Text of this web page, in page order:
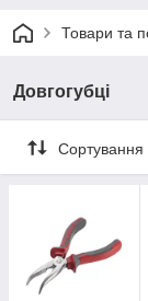
Товари та
Довгогубці
Сортування